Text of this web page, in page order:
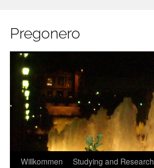
Pregonero
Skip
Willkommen Studying and Research